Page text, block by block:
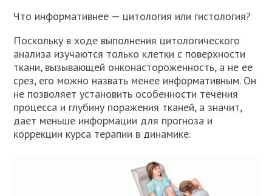
Что информативнее — цитология или гистология?
Поскольку в ходе выполнения цитологического
анализа изучаются только клетки с поверхности
ткани, вызывающей онконастороженность, а не ее
срез, его можно назвать менее информативным. Он
не позволяет установить особенности течения
процесса и глубину поражения тканей, а значит,
дает меньше информации для прогноза и
коррекции курса терапии в динамике.